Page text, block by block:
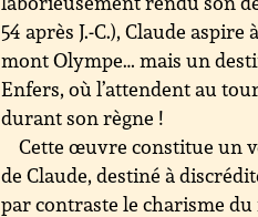
54 après J.-C.), Claude
mont Olympe… mais un
Enfers, où l’attendent au
durant son règne !
Cette œuvre constitue un
de Claude, destiné à
par contraste le charisme